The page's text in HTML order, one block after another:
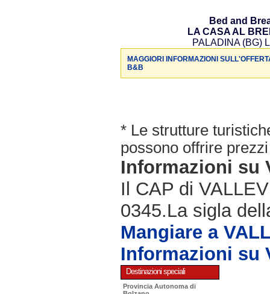
Bed and
LA CASA AL
PALADINA (BG)
MAGGIORI INFORMAZIONI
B&B
* Le strutture
possono offrire
Informazioni su
Il CAP di
0345.La sigla
Mangiare a
Informazioni su
Destinazioni speciali
Provincia Autonoma di